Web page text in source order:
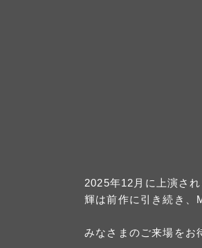
2025年12月に上演さ
輝は前作に引き続き、
みなさまのご来場をお